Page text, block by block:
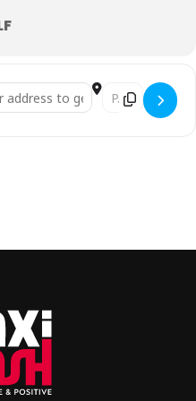
Kappa Club Iberostar
Destination